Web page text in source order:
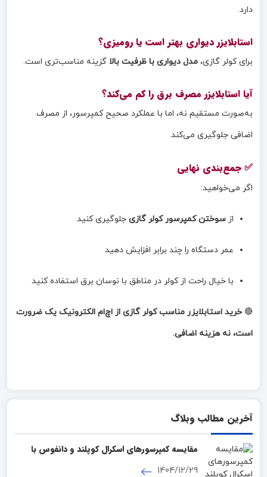
دارد.
استابلایزر دیواری بهتر است یا رومیزی؟
برای کولر گازی، مدل دیواری با ظرفیت بالا گزینه مناسب‌تری است.
آیا استابلایزر مصرف برق را کم می‌کند؟
به‌صورت مستقیم نه، اما با عملکرد صحیح کمپرسور، از مصرف
اضافی جلوگیری می‌کند.
✅ جمع‌بندی نهایی
اگر می‌خواهید:
از سوختن کمپرسور کولر گازی جلوگیری کنید
عمر دستگاه را چند برابر افزایش دهید
با خیال راحت از کولر در مناطق با نوسان برق استفاده کنید
🔴 خرید استابلایزر مناسب کولر گازی از اچ‌ام الکترونیک یک ضرورت
است، نه هزینه اضافی.
آخرین مطالب وبلاگ
مقایسه کمپرسورهای اسکرال کوپلند و دانفوس با
1404/12/29